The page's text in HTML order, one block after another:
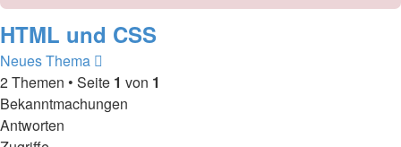
HTML und CSS
Neues Thema
2 Themen • Seite 1 von 1
Bekanntmachungen
Antworten